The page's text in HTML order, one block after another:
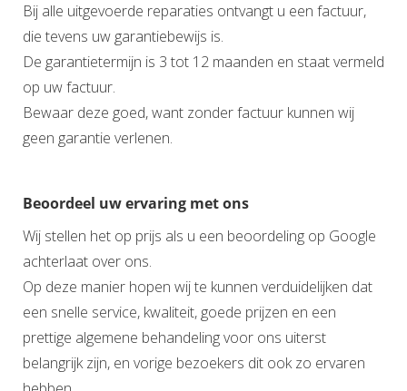
Bij alle uitgevoerde reparaties ontvangt u een factuur,
die tevens uw garantiebewijs is.
De garantietermijn is 3 tot 12 maanden en staat vermeld
op uw factuur.
Bewaar deze goed, want zonder factuur kunnen wij
geen garantie verlenen.
Beoordeel uw ervaring met ons
Wij stellen het op prijs als u een beoordeling op Google
achterlaat over ons.
Op deze manier hopen wij te kunnen verduidelijken dat
een snelle service, kwaliteit, goede prijzen en een
prettige algemene behandeling voor ons uiterst
belangrijk zijn, en vorige bezoekers dit ook zo ervaren